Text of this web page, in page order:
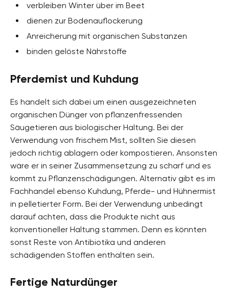
verbleiben Winter über im Beet
dienen zur Bodenauflockerung
Anreicherung mit organischen Substanzen
binden gelöste Nährstoffe
Pferdemist und Kuhdung
Es handelt sich dabei um einen ausgezeichneten
organischen Dünger von pflanzenfressenden
Säugetieren aus biologischer Haltung. Bei der
Verwendung von frischem Mist, sollten Sie diesen
jedoch richtig ablagern oder kompostieren. Ansonsten
wäre er in seiner Zusammensetzung zu scharf und es
kommt zu Pflanzenschädigungen. Alternativ gibt es im
Fachhandel ebenso Kuhdung, Pferde- und Hühnermist
in pelletierter Form. Bei der Verwendung unbedingt
darauf achten, dass die Produkte nicht aus
konventioneller Haltung stammen. Denn es könnten
sonst Reste von Antibiotika und anderen
schädigenden Stoffen enthalten sein.
Fertige Naturdünger